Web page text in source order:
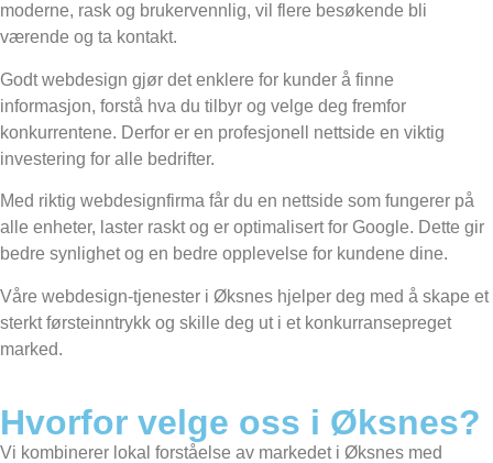
moderne, rask og brukervennlig, vil flere besøkende bli
værende og ta kontakt.
Godt webdesign gjør det enklere for kunder å finne
informasjon, forstå hva du tilbyr og velge deg fremfor
konkurrentene. Derfor er en profesjonell nettside en viktig
investering for alle bedrifter.
Med riktig webdesignfirma får du en nettside som fungerer på
alle enheter, laster raskt og er optimalisert for Google. Dette gir
bedre synlighet og en bedre opplevelse for kundene dine.
Våre webdesign-tjenester i Øksnes hjelper deg med å skape et
sterkt førsteinntrykk og skille deg ut i et konkurransepreget
marked.
Hvorfor velge oss i Øksnes?
Vi kombinerer lokal forståelse av markedet i Øksnes med